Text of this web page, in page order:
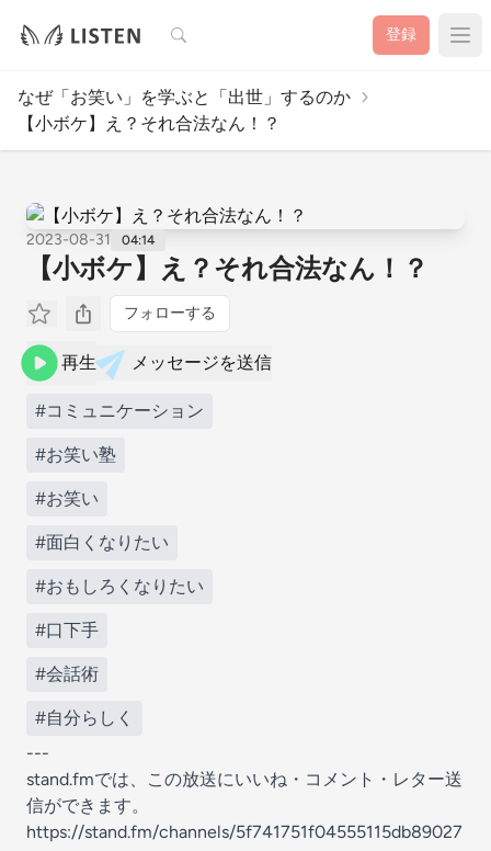
検索 登録
なぜ「お笑い」を学ぶと「出世」するのか
【小ボケ】え？それ合法なん！？
2023-08-31 04:14
【小ボケ】え？それ合法なん！？
フォローする
再生 メッセージを送信
#コミュニケーション
#お笑い塾
#お笑い
#面白くなりたい
#おもしろくなりたい
#口下手
#会話術
#自分らしく
---
stand.fmでは、この放送にいいね・コメント・レター送
信ができます。
https://stand.fm/channels/5f741751f04555115db89027